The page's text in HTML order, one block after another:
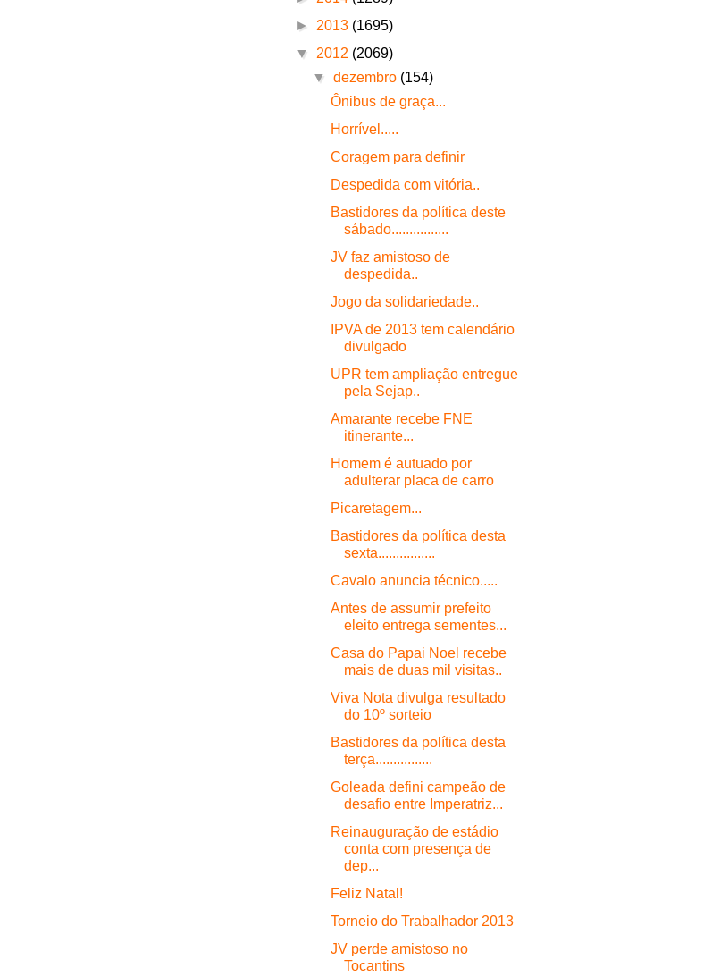
► 2013 (1695)
▼ 2012 (2069)
▼dezembro (154)
Ônibus de graça...
Horrível.....
Coragem para definir
Despedida com vitória..
Bastidores da política deste
sábado................
JV faz amistoso de
despedida..
Jogo da solidariedade..
IPVA de 2013 tem calendário
divulgado
UPR tem ampliação entregue
pela Sejap..
Amarante recebe FNE
itinerante...
Homem é autuado por
adulterar placa de carro
Picaretagem...
Bastidores da política desta
sexta................
Cavalo anuncia técnico.....
Antes de assumir prefeito
eleito entrega sementes...
Casa do Papai Noel recebe
mais de duas mil visitas..
Viva Nota divulga resultado
do 10º sorteio
Bastidores da política desta
terça................
Goleada defini campeão de
desafio entre Imperatriz...
Reinauguração de estádio
conta com presença de
dep...
Feliz Natal!
Torneio do Trabalhador 2013
JV perde amistoso no
Tocantins